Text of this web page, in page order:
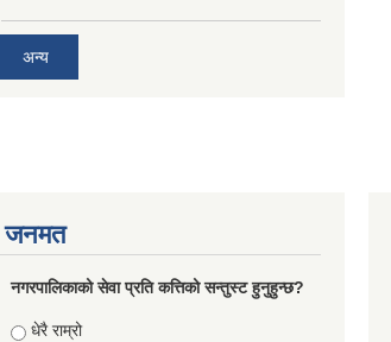
अन्य
जनमत
नगरपालिकाको सेवा प्रति कत्तिको सन्तुस्ट हुनुहुन्छ?
Choices
धेरै राम्रो